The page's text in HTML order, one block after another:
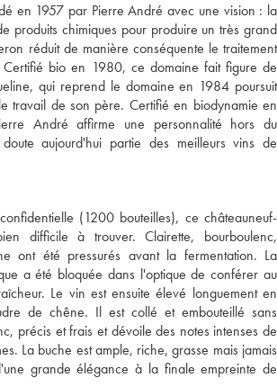
en 1957 par Pierre André avec une vision : la
produits chimiques pour produire un très grand
réduit de manière conséquente le traitement
bio en 1980, ce domaine fait figure de
qui reprend le domaine en 1984 poursuit
travail de son père. Certifié en biodynamie en
André affirme une personnalité hors du
aujourd'hui partie des meilleurs vins de
(1200 bouteilles), ce châteauneuf-
difficile à trouver. Clairette, bourboulenc,
ont été pressurés avant la fermentation. La
a été bloquée dans l'optique de conférer au
Le vin est ensuite élevé longuement en
de chêne. Il est collé et embouteillé sans
précis et frais et dévoile des notes intenses de
La buche est ample, riche, grasse mais jamais
grande élégance à la finale empreinte de